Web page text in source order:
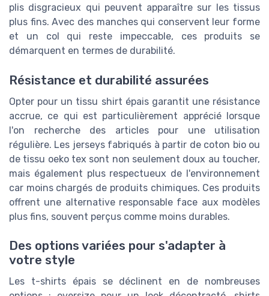
plis disgracieux qui peuvent apparaître sur les tissus
plus fins. Avec des manches qui conservent leur forme
et un col qui reste impeccable, ces produits se
démarquent en termes de durabilité.
Résistance et durabilité assurées
Opter pour un tissu shirt épais garantit une résistance
accrue, ce qui est particulièrement apprécié lorsque
l'on recherche des articles pour une utilisation
régulière. Les jerseys fabriqués à partir de coton bio ou
de tissu oeko tex sont non seulement doux au toucher,
mais également plus respectueux de l'environnement
car moins chargés de produits chimiques. Ces produits
offrent une alternative responsable face aux modèles
plus fins, souvent perçus comme moins durables.
Des options variées pour s'adapter à
votre style
Les t-shirts épais se déclinent en de nombreuses